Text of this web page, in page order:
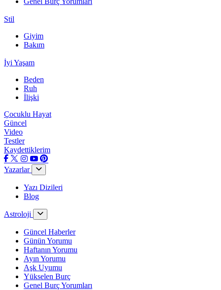
Stil
Giyim
Bakım
İyi Yaşam
Beden
Ruh
İlişki
Çocuklu Hayat
Güncel
Video
Testler
Kaydettiklerim
Yazarlar
Yazı Dizileri
Blog
Astroloji
Güncel Haberler
Günün Yorumu
Haftanın Yorumu
Ayın Yorumu
Aşk Uyumu
Yükselen Burç
Genel Burç Yorumları